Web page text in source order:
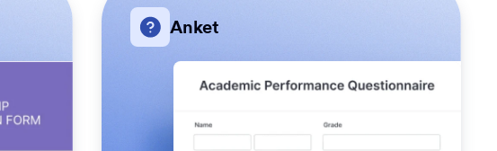
Anket